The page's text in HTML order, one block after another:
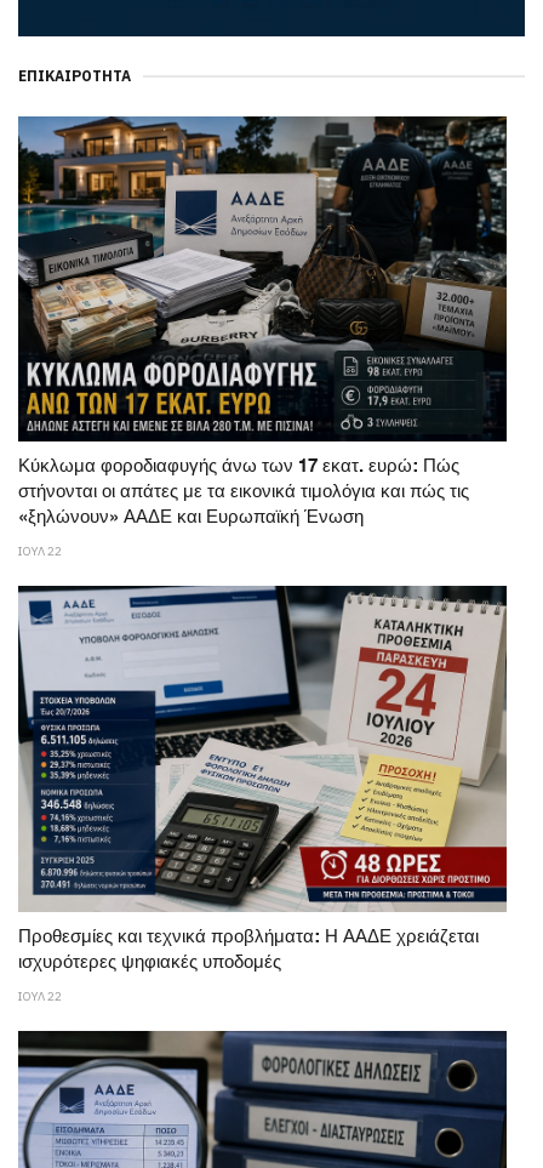
ΕΠΙΚΑΙΡΌΤΗΤΑ
Κύκλωμα φοροδιαφυγής άνω των 17 εκατ. ευρώ: Πώς
στήνονται οι απάτες με τα εικονικά τιμολόγια και πώς τις
«ξηλώνουν» ΑΑΔΕ και Ευρωπαϊκή Ένωση
ΙΟΥΛ 22
Προθεσμίες και τεχνικά προβλήματα: Η ΑΑΔΕ χρειάζεται
ισχυρότερες ψηφιακές υποδομές
ΙΟΥΛ 22